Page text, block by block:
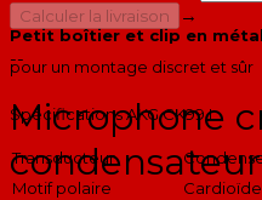
Petit boîtier et clip en
pour un montage discret et sûr
Spécifications AKG CK99 L
Transducteur
Motif polaire
Cardioïde
Calculer la livraison
→
--
Microphone